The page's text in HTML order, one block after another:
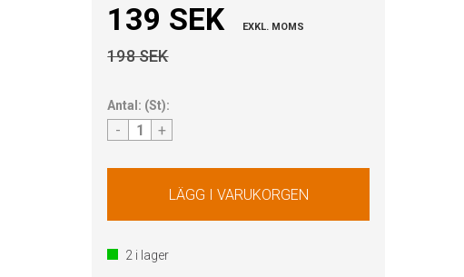
139 SEK EXKL. MOMS
198 SEK
Antal: (St):
- +
2 i lager